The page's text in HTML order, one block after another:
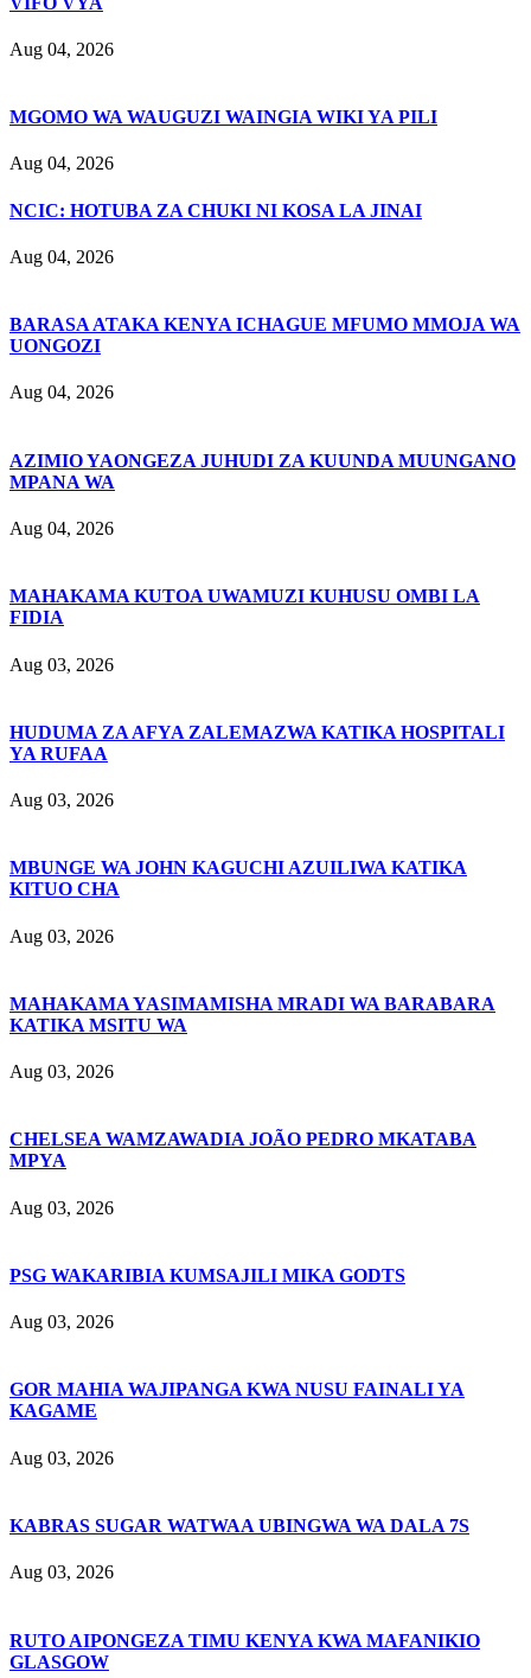
Aug 04, 2026
MGOMO WA WAUGUZI WAINGIA WIKI YA PILI
Aug 04, 2026
NCIC: HOTUBA ZA CHUKI NI KOSA LA JINAI
Aug 04, 2026
BARASA ATAKA KENYA ICHAGUE MFUMO MMOJA WA
UONGOZI
Aug 04, 2026
AZIMIO YAONGEZA JUHUDI ZA KUUNDA MUUNGANO
MPANA WA
Aug 04, 2026
MAHAKAMA KUTOA UWAMUZI KUHUSU OMBI LA
FIDIA
Aug 03, 2026
HUDUMA ZA AFYA ZALEMAZWA KATIKA HOSPITALI
YA RUFAA
Aug 03, 2026
MBUNGE WA JOHN KAGUCHI AZUILIWA KATIKA
KITUO CHA
Aug 03, 2026
MAHAKAMA YASIMAMISHA MRADI WA BARABARA
KATIKA MSITU WA
Aug 03, 2026
CHELSEA WAMZAWADIA JOÃO PEDRO MKATABA
MPYA
Aug 03, 2026
PSG WAKARIBIA KUMSAJILI MIKA GODTS
Aug 03, 2026
GOR MAHIA WAJIPANGA KWA NUSU FAINALI YA
KAGAME
Aug 03, 2026
KABRAS SUGAR WATWAA UBINGWA WA DALA 7S
Aug 03, 2026
RUTO AIPONGEZA TIMU KENYA KWA MAFANIKIO
GLASGOW